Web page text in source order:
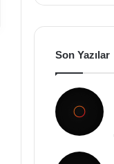
Son Yazılar